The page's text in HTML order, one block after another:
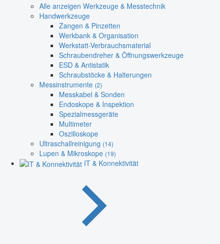
Alle anzeigen Werkzeuge & Messtechnik
Handwerkzeuge
Zangen & Pinzetten
Werkbank & Organisation
Werkstatt-Verbrauchsmaterial
Schraubendreher & Öffnungswerkzeuge
ESD & Antistatik
Schraubstöcke & Halterungen
Messinstrumente (2)
Messkabel & Sonden
Endoskope & Inspektion
Spezialmessgeräte
Multimeter
Oszilloskope
Ultraschallreinigung (14)
Lupen & Mikroskope (19)
IT & Konnektivität